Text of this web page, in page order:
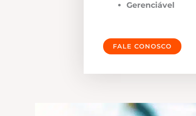
Gerenciável
FALE CONOSCO